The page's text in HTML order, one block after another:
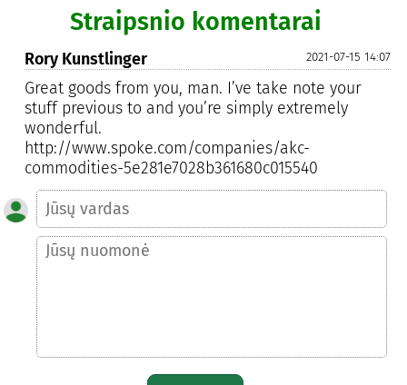
Straipsnio komentarai
2021-07-15 14:07
Rory Kunstlinger
Great goods from you, man. I’ve take note your
stuff previous to and you’re simply extremely
wonderful.
http://www.spoke.com/companies/akc-
commodities-5e281e7028b361680c015540